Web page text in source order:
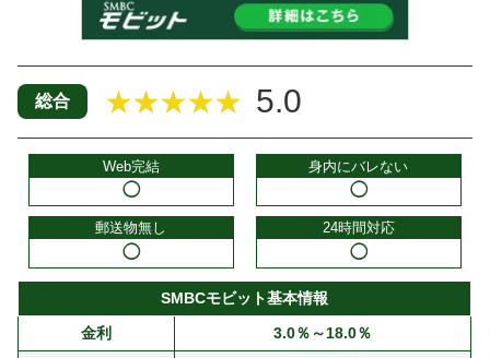
総合 ★★★★★ 5.0
Web完結
◯
身内にバレない
◯
郵送物無し
◯
24時間対応
◯
SMBCモビット基本情報
金利
3.0％～18.0％